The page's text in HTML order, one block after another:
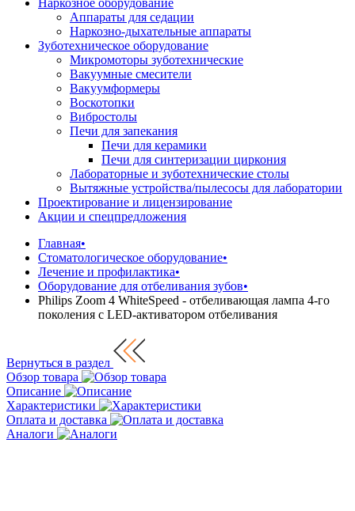
Наркозное оборудование
Аппараты для седации
Наркозно-дыхательные аппараты
Зуботехническое оборудование
Микромоторы зуботехнические
Вакуумные смесители
Вакуумформеры
Воскотопки
Вибростолы
Печи для запекания
Печи для керамики
Печи для синтеризации циркония
Лабораторные и зуботехнические столы
Вытяжные устройства/пылесосы для лаборатории
Проектирование и лицензирование
Акции и спецпредложения
Главная•
Стоматологическое оборудование•
Лечение и профилактика•
Оборудование для отбеливания зубов•
Philips Zoom 4 WhiteSpeed - отбеливающая лампа 4-го
поколения с LED-активатором отбеливания
Вернуться в раздел
Обзор товара
Описание
Характеристики
Оплата и доставка
Аналоги